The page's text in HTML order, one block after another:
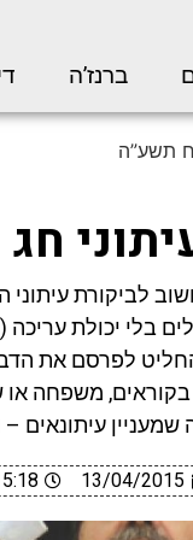
ברנז’ה
תשע”ה
לביקורת
בלי יכולת
לפרסם את
בקוראים, משפחה
עיתונאים
13/04/2015